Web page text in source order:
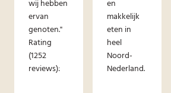
wij hebben
ervan
genoten."
Rating
(1252
reviews):
en
makkelijk
eten in
heel
Noord-
Nederland.